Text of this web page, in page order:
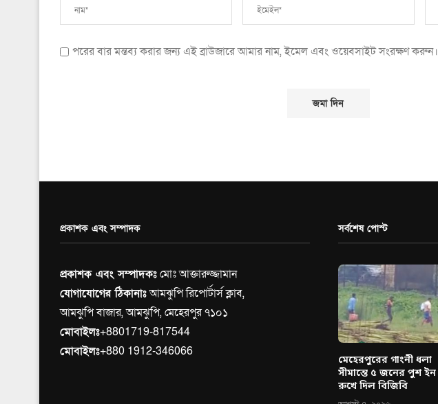
পরের বার মন্তব্য করার জন্য এই ব্রাউজারে আমার নাম, ইমেল এবং ওয়েবসাইট সংরক্ষণ করুন।
প্রকাশক এবং সম্পাদক
প্রকাশক এবং সম্পাদকঃমোঃ আক্তারুজ্জামান
যোগাযোগের ঠিকানাঃআমঝুপি রিপোর্টার্স ক্লাব,
আমঝুপি বাজার, আমঝুপি, মেহেরপুর ৭১০১
মোবাইলঃ+8801719-817544
মোবাইলঃ+880 1912-346066
সর্বশেষ পোস্ট
মেহেরপুরের গাংনী ধলা
সীমান্তে ৫ জনের পুশ ইন
রুখে দিল বিজিবি